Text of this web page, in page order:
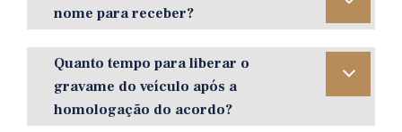
nome para receber?
Quanto tempo para liberar o
gravame do veículo após a
homologação do acordo?